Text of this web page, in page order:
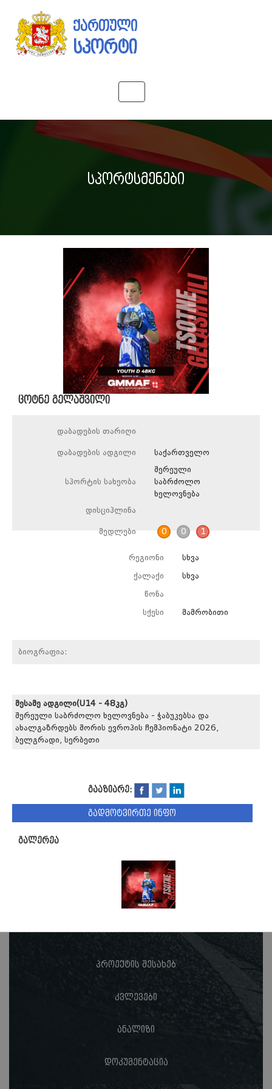
ქართული
სპორტი
navigation
სპორტსმენები
ცოტნე გელაშვილი
დაბადების თარიღი
დაბადების ადგილი საქართველო
სპორტის სახეობა
შერეული
საბრძოლო
ხელოვნება
დისციპლინა
მედლები 0 0 1
რეგიონი სხვა
ქალაქი სხვა
წონა
სქესი მამრობითი
ბიოგრაფია:
მესამე ადგილი(U14 - 48კგ)
შერეული საბრძოლო ხელოვნება - ჭაბუკებსა და
ახალგაზრდებს შორის ევროპის ჩემპიონატი 2026,
ბელგრადი, სერბეთი
გააზიარე:
გადმოტვირთე ინფო
გალერეა
პროექტის შესახებ
კვლევები
ანალიზი
დოკუმენტაცია